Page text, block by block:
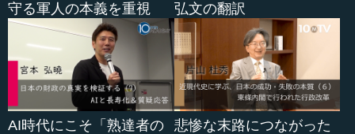
守る軍人の本義を重視
弘文の翻訳
AI時代にこそ「熟達者の
悲惨な末路につながった